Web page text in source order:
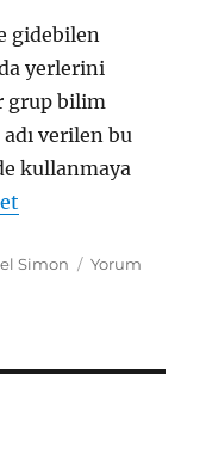
gidebilen
yerlerini
grup bilim
adı verilen bu
kullanmaya
Simon
Yorum